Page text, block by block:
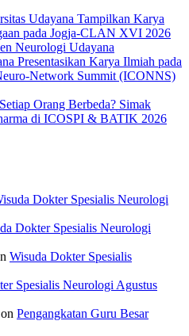
Udayana Tampilkan Karya
pada Jogja-CLAN XVI 2026
Neurologi Udayana
Presentasikan Karya Ilmiah pada
Network Summit (ICONNS)
Orang Berbeda? Simak
di ICOSPI & BATIK 2026
Dokter Spesialis Neurologi
Dokter Spesialis Neurologi
Wisuda Dokter Spesialis
Spesialis Neurologi Agustus
on Pengangkatan Guru Besar